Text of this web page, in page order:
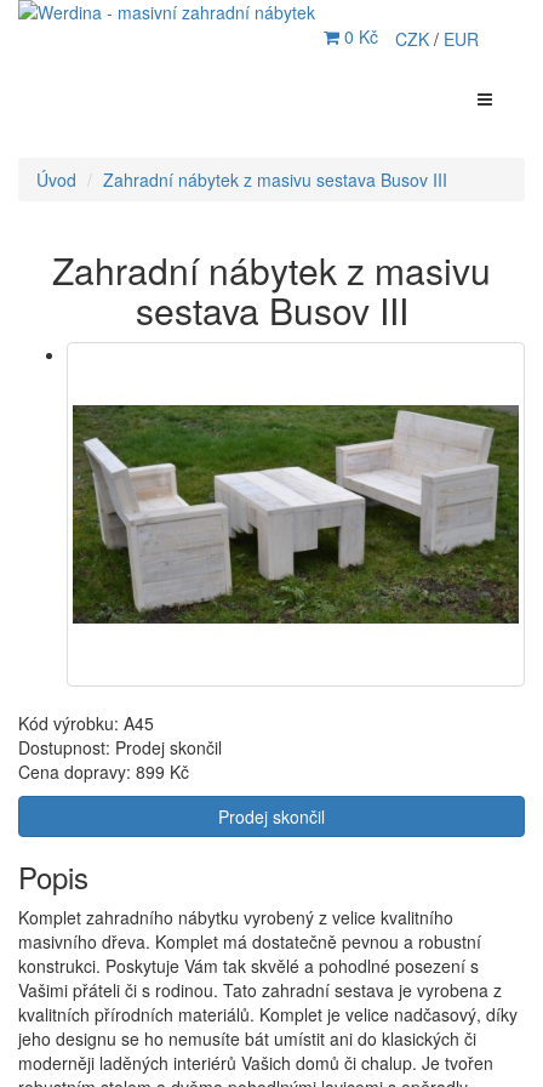
0 Kč CZK / EUR
Úvod Zahradní nábytek z masivu sestava Busov III
Zahradní nábytek z masivu
sestava Busov III
Kód výrobku: A45
Dostupnost: Prodej skončil
Cena dopravy: 899 Kč
Prodej skončil
Popis
Komplet zahradního nábytku vyrobený z velice kvalitního
masivního dřeva. Komplet má dostatečně pevnou a robustní
konstrukci. Poskytuje Vám tak skvělé a pohodlné posezení s
Vašimi přáteli či s rodinou. Tato zahradní sestava je vyrobena z
kvalitních přírodních materiálů. Komplet je velice nadčasový, díky
jeho designu se ho nemusíte bát umístit ani do klasických či
moderněji laděných interiérů Vašich domů či chalup. Je tvořen